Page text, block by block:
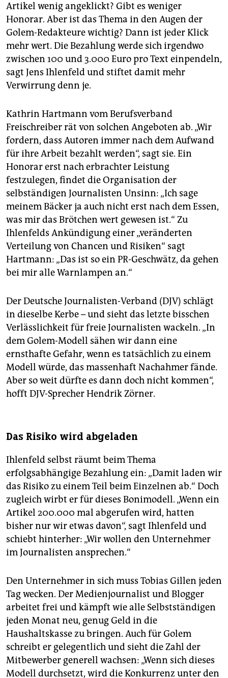
Artikel wenig angeklickt? Gibt es weniger
Honorar. Aber ist das Thema in den Augen der
Golem-Redakteure wichtig? Dann ist jeder Klick
mehr wert. Die Bezahlung werde sich irgendwo
zwischen 100 und 3.000 Euro pro Text einpendeln,
sagt Jens Ihlenfeld und stiftet damit mehr
Verwirrung denn je.
Kathrin Hartmann vom Berufsverband
Freischreiber rät von solchen Angeboten ab. „Wir
fordern, dass Autoren immer nach dem Aufwand
für ihre Arbeit bezahlt werden“, sagt sie. Ein
Honorar erst nach erbrachter Leistung
festzulegen, findet die Organisation der
selbständigen Journalisten Unsinn: „Ich sage
meinem Bäcker ja auch nicht erst nach dem Essen,
was mir das Brötchen wert gewesen ist.“ Zu
Ihlenfelds Ankündigung einer „veränderten
Verteilung von Chancen und Risiken“ sagt
Hartmann: „Das ist so ein PR-Geschwätz, da gehen
bei mir alle Warnlampen an.“
Der Deutsche Journalisten-Verband (DJV) schlägt
in dieselbe Kerbe – und sieht das letzte bisschen
Verlässlichkeit für freie Journalisten wackeln. „In
dem Golem-Modell sähen wir dann eine
ernsthafte Gefahr, wenn es tatsächlich zu einem
Modell würde, das massenhaft Nachahmer fände.
Aber so weit dürfte es dann doch nicht kommen“,
hofft DJV-Sprecher Hendrik Zörner.
Das Risiko wird abgeladen
Ihlenfeld selbst räumt beim Thema
erfolgsabhängige Bezahlung ein: „Damit laden wir
das Risiko zu einem Teil beim Einzelnen ab.“ Doch
zugleich wirbt er für dieses Bonimodell. „Wenn ein
Artikel 200.000 mal abgerufen wird, hatten
bisher nur wir etwas davon“, sagt Ihlenfeld und
schiebt hinterher: „Wir wollen den Unternehmer
im Journalisten ansprechen.“
Den Unternehmer in sich muss Tobias Gillen jeden
Tag wecken. Der Medienjournalist und Blogger
arbeitet frei und kämpft wie alle Selbstständigen
jeden Monat neu, genug Geld in die
Haushaltskasse zu bringen. Auch für Golem
schreibt er gelegentlich und sieht die Zahl der
Mitbewerber generell wachsen: „Wenn sich dieses
Modell durchsetzt, wird die Konkurrenz unter den